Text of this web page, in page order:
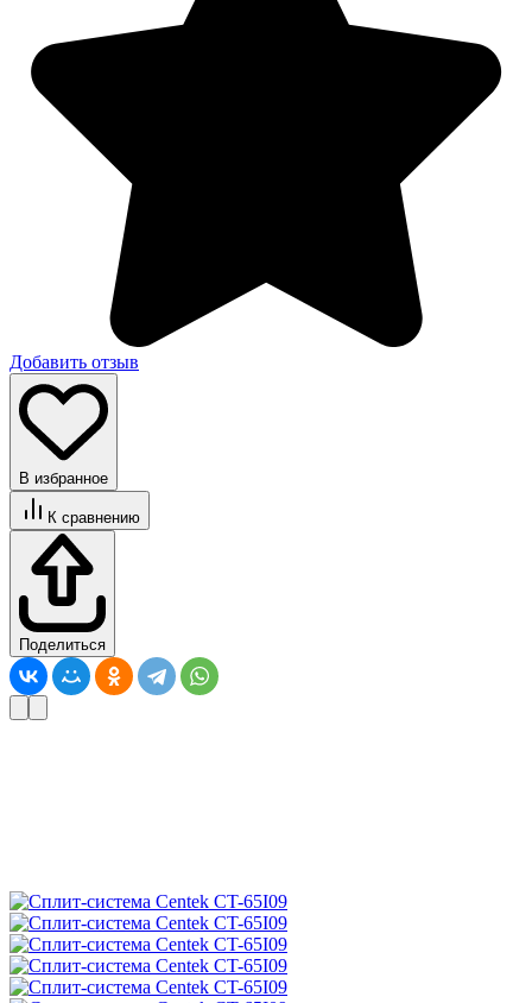
Добавить отзыв
В избранное
К сравнению
Поделиться